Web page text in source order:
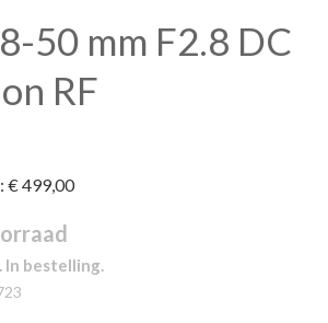
50 mm F2.8 DC
RF
€ 499,00
In bestelling.